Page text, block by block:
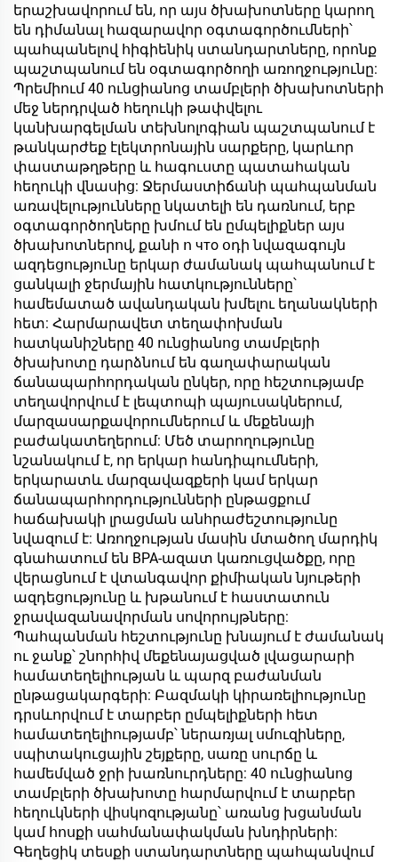
երաշխավորում են, որ այս ծխախոտները կարող
են դիմանալ հազարավոր օգտագործումների՝
պահպանելով հիգիենիկ ստանդարտները, որոնք
պաշտպանում են օգտագործողի առողջությունը:
Պրեմիում 40 ունցիանոց տամբլերի ծխախոտների
մեջ ներդրված հեղուկի թափվելու
կանխարգելման տեխնոլոգիան պաշտպանում է
թանկարժեք էլեկտրոնային սարքերը, կարևոր
փաստաթղթերը և հագուստը պատահական
հեղուկի վնասից: Ջերմաստիճանի պահպանման
առավելությունները նկատելի են դառնում, երբ
օգտագործողները խմում են ըմպելիքներ այս
ծխախոտներով, քանի ո что օդի նվազագույն
ազդեցությունը երկար ժամանակ պահպանում է
ցանկալի ջերմային հատկությունները՝
համեմատած ավանդական խմելու եղանակների
հետ: Հարմարավետ տեղափոխման
հատկանիշները 40 ունցիանոց տամբլերի
ծխախոտը դարձնում են գաղափարական
ճանապարհորդական ընկեր, որը հեշտությամբ
տեղավորվում է լեպտոպի պայուսակներում,
մարզասարքավորումներում և մեքենայի
բաժակատեղերում: Մեծ տարողությունը
նշանակում է, որ երկար հանդիպումների,
երկարատև մարզավազքերի կամ երկար
ճանապարհորդությունների ընթացքում
հաճախակի լրացման անհրաժեշտությունը
նվազում է: Առողջության մասին մտածող մարդիկ
գնահատում են BPA-ազատ կառուցվածքը, որը
վերացնում է վտանգավոր քիմիական նյութերի
ազդեցությունը և խթանում է հաստատուն
ջրավազանավորման սովորույթները:
Պահպանման հեշտությունը խնայում է ժամանակ
ու ջանք՝ շնորհիվ մեքենայացված լվացարարի
համատեղելիության և պարզ բաժանման
ընթացակարգերի: Բազմակի կիրառելիությունը
դրսևորվում է տարբեր ըմպելիքների հետ
համատեղելիությամբ՝ ներառյալ սմուզիները,
սպիտակուցային շեյքերը, սառը սուրճը և
համեմված ջրի խառնուրդները: 40 ունցիանոց
տամբլերի ծխախոտը հարմարվում է տարբեր
հեղուկների վիսկոզությանը՝ առանց խցանման
կամ հոսքի սահմանափակման խնդիրների:
Գեղեցիկ տեսքի ստանդարտները պահպանվում